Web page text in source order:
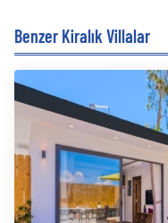
Benzer Kiralık Villalar